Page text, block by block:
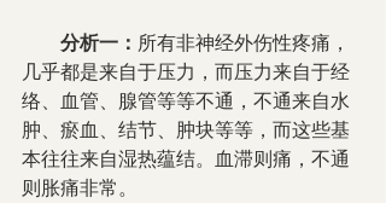
        分析一：
所有非神经外伤性疼痛，
几乎都是来自于压力，而压力来自于经
络、血管、腺管等等不通，不通来自水
肿、瘀血、结节、肿块等等，而这些基
本往往来自湿热蕴结。血滞则痛，不通
则胀痛非常。